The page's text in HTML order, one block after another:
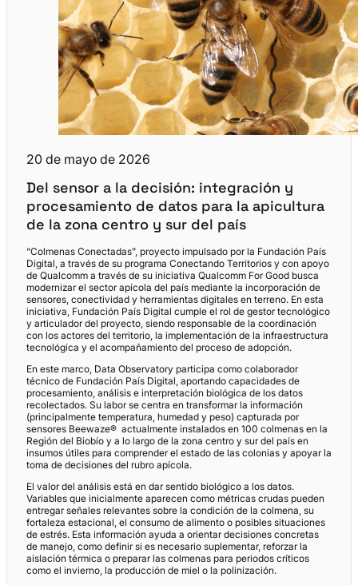
20 de mayo de 2026
Del sensor a la decisión: integración y
procesamiento de datos para la apicultura
de la zona centro y sur del país
“Colmenas Conectadas”, proyecto impulsado por la Fundación País
Digital, a través de su programa Conectando Territorios y con apoyo
de Qualcomm a través de su iniciativa Qualcomm For Good busca
modernizar el sector apícola del país mediante la incorporación de
sensores, conectividad y herramientas digitales en terreno. En esta
iniciativa, Fundación País Digital cumple el rol de gestor tecnológico
y articulador del proyecto, siendo responsable de la coordinación
con los actores del territorio, la implementación de la infraestructura
tecnológica y el acompañamiento del proceso de adopción.
En este marco, Data Observatory participa como colaborador
técnico de Fundación País Digital, aportando capacidades de
procesamiento, análisis e interpretación biológica de los datos
recolectados. Su labor se centra en transformar la información
(principalmente temperatura, humedad y peso) capturada por
sensores Beewaze® actualmente instalados en 100 colmenas en la
Región del Biobío y a lo largo de la zona centro y sur del país en
insumos útiles para comprender el estado de las colonias y apoyar la
toma de decisiones del rubro apícola.
El valor del análisis está en dar sentido biológico a los datos.
Variables que inicialmente aparecen como métricas crudas pueden
entregar señales relevantes sobre la condición de la colmena, su
fortaleza estacional, el consumo de alimento o posibles situaciones
de estrés. Esta información ayuda a orientar decisiones concretas
de manejo, como definir si es necesario suplementar, reforzar la
aislación térmica o preparar las colmenas para periodos críticos
como el invierno, la producción de miel o la polinización.